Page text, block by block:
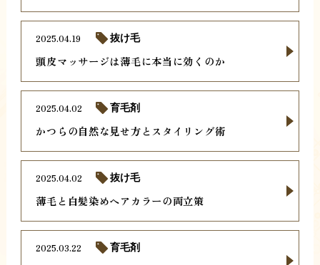
頭皮マッサージは薄毛に本当に効くのか
2025.04.19 抜け毛
かつらの自然な見せ方とスタイリング術
2025.04.02 育毛剤
薄毛と白髪染めヘアカラーの両立策
2025.04.02 抜け毛
2025.03.22 育毛剤